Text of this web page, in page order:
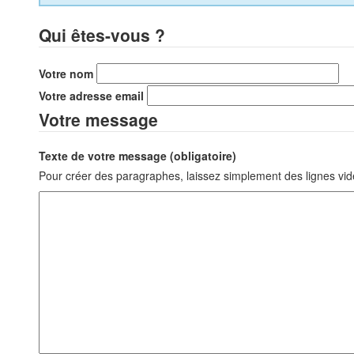
Qui êtes-vous ?
Votre nom
Votre adresse email
Votre message
Texte de votre message (obligatoire)
Pour créer des paragraphes, laissez simplement des lignes